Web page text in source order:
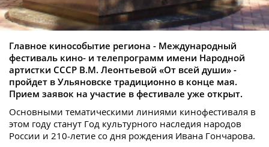
Главное кинособытие региона - Международный
фестиваль кино- и телепрограмм имени Народной
артистки СССР В.М. Леонтьевой «От всей души» -
пройдет в Ульяновске традиционно в конце мая.
Прием заявок на участие в фестивале уже открыт.
Основными тематическими линиями кинофестиваля в
этом году станут Год культурного наследия народов
России и 210-летие со дня рождения Ивана Гончарова.